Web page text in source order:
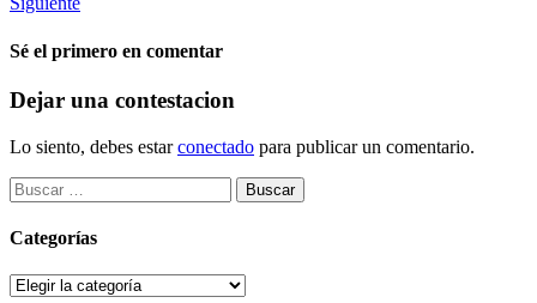
Sé el primero en comentar
Dejar una contestacion
Lo siento, debes estarconectado para publicar un comentario.
Buscar:
Categorías
Categorías